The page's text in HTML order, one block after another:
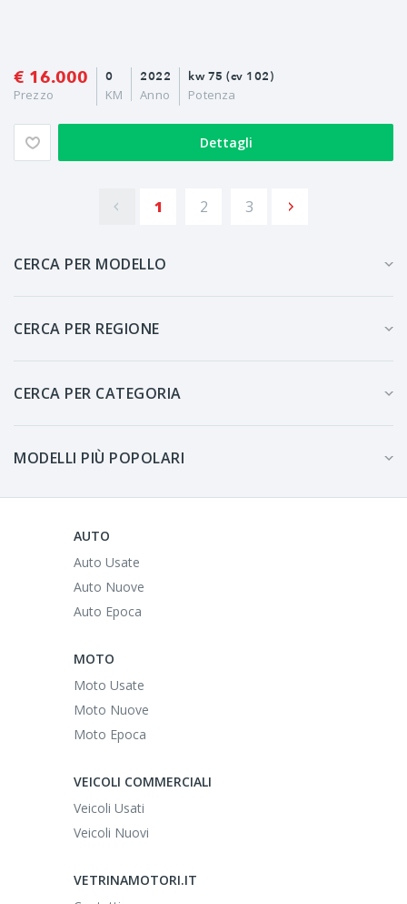
€ 16.000
Prezzo
2022
Anno
0
KM
kw 75 (cv 102)
Potenza
Dettagli
1 2 3
CERCA PER MODELLO
CERCA PER REGIONE
CERCA PER CATEGORIA
MODELLI PIÙ POPOLARI
AUTO
Auto Usate
Auto Nuove
Auto Epoca
MOTO
Moto Usate
Moto Nuove
Moto Epoca
VEICOLI COMMERCIALI
Veicoli Usati
Veicoli Nuovi
VETRINAMOTORI.IT